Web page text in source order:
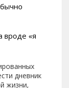
вроде «я
дневник
жизни,